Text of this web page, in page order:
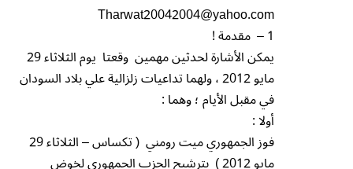
Tharwat20042004@yahoo.com
1 – مقدمة !
يمكن الأشارة لحدثين مهمين وقعتا يوم الثلاثاء 29
مايو 2012 ، ولهما تداعيات زلزالية علي بلاد السودان
في مقبل الأيام ؛ وهما :
أولا :
فوز الجمهوري ميت رومني ( تكساس – الثلاثاء 29
مايو 2012 ) بترشيح الحزب الجمهوري لخوض